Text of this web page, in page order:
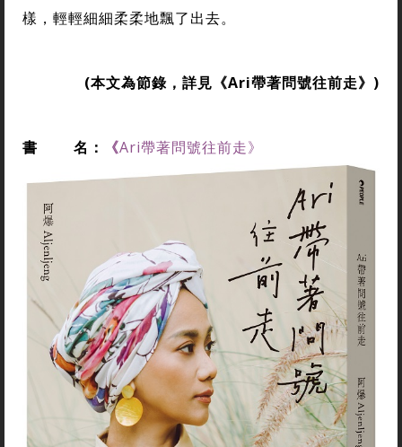
樣，輕輕細細柔柔地飄了出去。
(本文為節錄，詳見 《Ari帶著問號往前走》 )
書 名： 《Ari帶著問號往前走》